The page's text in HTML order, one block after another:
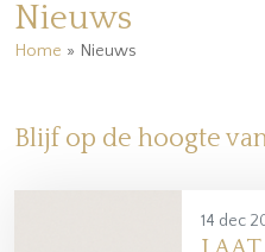
Nieuws
Home » Nieuws
Blijf op de hoogte
14 dec